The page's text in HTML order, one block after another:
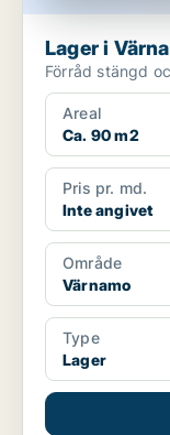
Lager i
Förråd stängd
Areal
Ca. 90 m2
Pris pr. md.
Inte angivet
Område
Värnamo
Type
Lager